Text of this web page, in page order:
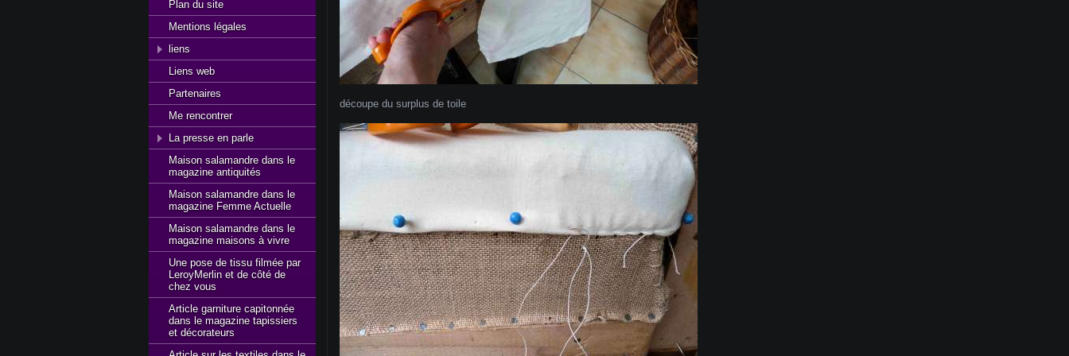
découpe du surplus de toile
Plan du site
Mentions légales
liens
Liens web
Partenaires
Me rencontrer
La presse en parle
Maison salamandre dans le
magazine antiquités
Maison salamandre dans le
magazine Femme Actuelle
Maison salamandre dans le
magazine maisons à vivre
Une pose de tissu filmée par
LeroyMerlin et de côté de
chez vous
Article garniture capitonnée
dans le magazine tapissiers
et décorateurs